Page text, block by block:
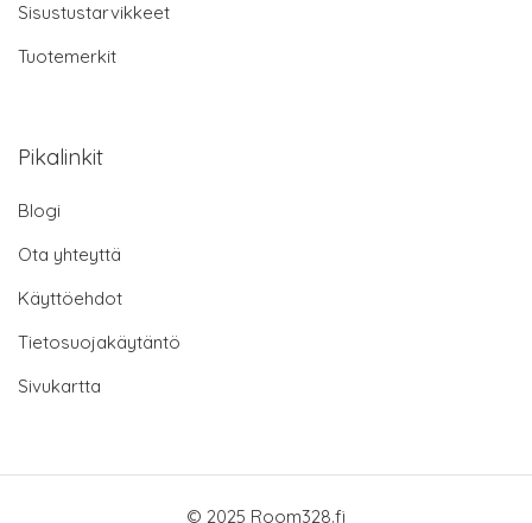
Sisustustarvikkeet
Tuotemerkit
Pikalinkit
Blogi
Ota yhteyttä
Käyttöehdot
Tietosuojakäytäntö
Sivukartta
© 2025 Room328.fi